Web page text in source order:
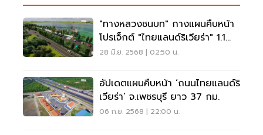
"ทางหลวงชนบท" กางแผนคืบหน้า
โปรเจ็กต์ "ไทยแลนด์ริเวียร่า" 1.1
หมื่นล้าน
28 มิ.ย. 2568 | 02:50 น.
อัปเดตแผนคืบหน้า ‘ถนนไทยแลนด์ริ
เวียร่า’ จ.เพชรบุรี ยาว 37 กม.
06 ก.ย. 2568 | 22:00 น.